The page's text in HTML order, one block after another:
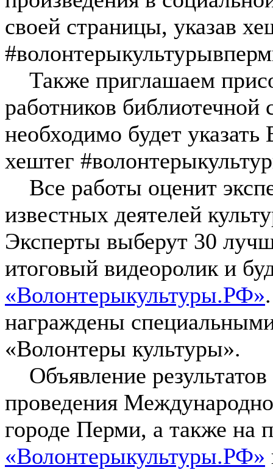
своей страницы, указав
Также приглашаем
работников библиотечной
необходимо будет
хештег
Все работы оценит
известных деятелей
Эксперты выберут 30
итоговый видеоролик и
«Волонтерыкультуры.РФ»
награждены
«Волонтеры культуры».
Объявление результатов
проведения
городе Перми, а также на
«Волонтерыкультуры.РФ»